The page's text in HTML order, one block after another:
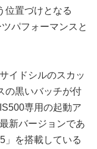
位置づけとなる
パフォーマンスと
イドシルのスカッ
の黒いバッチが付
専用の起動ア
新バージョンであ
」を搭載している